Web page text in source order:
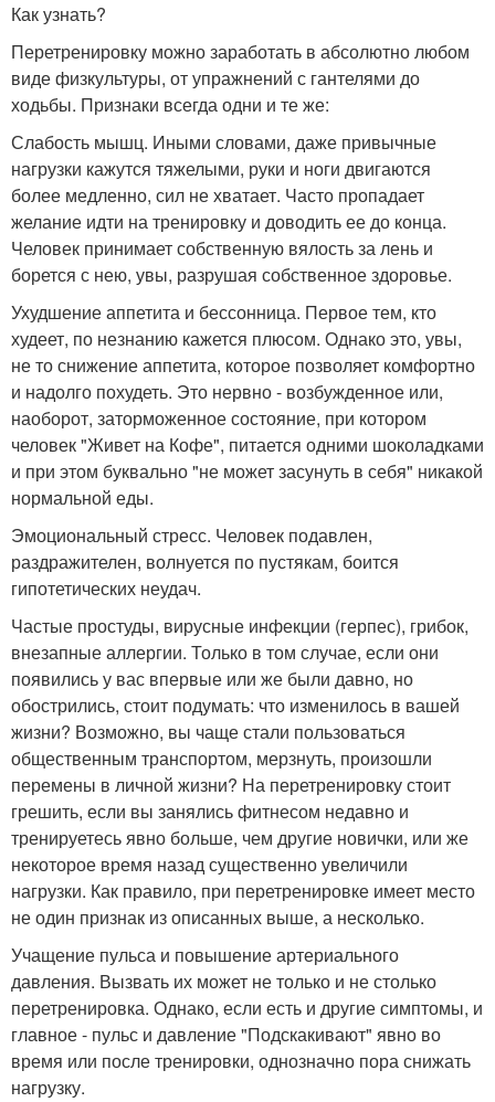
Как узнать?
Перетренировку можно заработать в абсолютно любом
виде физкультуры, от упражнений с гантелями до
ходьбы. Признаки всегда одни и те же:
Слабость мышц. Иными словами, даже привычные
нагрузки кажутся тяжелыми, руки и ноги двигаются
более медленно, сил не хватает. Часто пропадает
желание идти на тренировку и доводить ее до конца.
Человек принимает собственную вялость за лень и
борется с нею, увы, разрушая собственное здоровье.
Ухудшение аппетита и бессонница. Первое тем, кто
худеет, по незнанию кажется плюсом. Однако это, увы,
не то снижение аппетита, которое позволяет комфортно
и надолго похудеть. Это нервно - возбужденное или,
наоборот, заторможенное состояние, при котором
человек "Живет на Кофе", питается одними шоколадками
и при этом буквально "не может засунуть в себя" никакой
нормальной еды.
Эмоциональный стресс. Человек подавлен,
раздражителен, волнуется по пустякам, боится
гипотетических неудач.
Частые простуды, вирусные инфекции (герпес), грибок,
внезапные аллергии. Только в том случае, если они
появились у вас впервые или же были давно, но
обострились, стоит подумать: что изменилось в вашей
жизни? Возможно, вы чаще стали пользоваться
общественным транспортом, мерзнуть, произошли
перемены в личной жизни? На перетренировку стоит
грешить, если вы занялись фитнесом недавно и
тренируетесь явно больше, чем другие новички, или же
некоторое время назад существенно увеличили
нагрузки. Как правило, при перетренировке имеет место
не один признак из описанных выше, а несколько.
Учащение пульса и повышение артериального
давления. Вызвать их может не только и не столько
перетренировка. Однако, если есть и другие симптомы, и
главное - пульс и давление "Подскакивают" явно во
время или после тренировки, однозначно пора снижать
нагрузку.